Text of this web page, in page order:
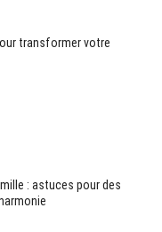
transformer votre
: astuces pour des